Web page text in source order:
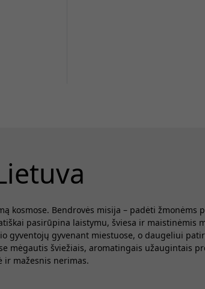
kosmose. Bendrovės misija – padėti žmonėms
pasirūpina laistymu, šviesa ir maistinėmis
gyventojų gyvenant miestuose, o daugeliui
mėgautis šviežiais, aromatingais užaugintais
ir mažesnis nerimas.